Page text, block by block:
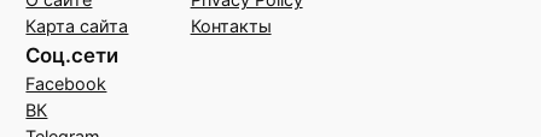
Карта сайта
Контакты
Соц.сети
Facebook
ВК